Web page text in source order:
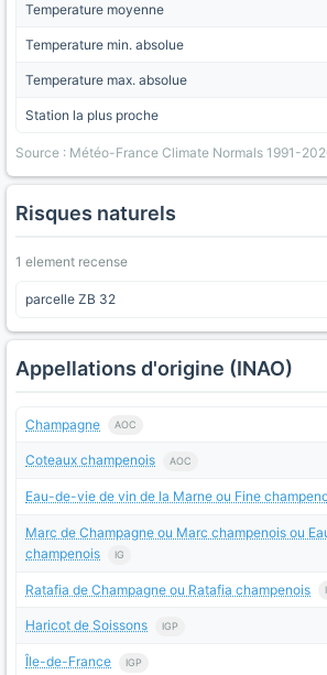
Temperature moyenne
Temperature min. absolue
Temperature max. absolue
Station la plus proche
Source : Météo-France Climate Normals 1991-
Risques naturels
1 element recense
parcelle ZB 32
Appellations d'origine (INAO)
Champagne AOC
Coteaux champenois AOC
Eau-de-vie de vin de la Marne ou Fine
Marc de Champagne ou Marc champenois ou
champenois
IG
Ratafia de Champagne ou Ratafia champenois
Haricot de Soissons IGP
Île-de-France IGP